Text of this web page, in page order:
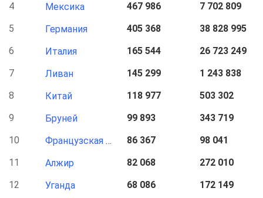
4
Мексика 467 986 7 702 809
5
Германия 405 368 38 828 995
6
Италия 165 544 26 723 249
7
Ливан 145 299 1 243 838
8
Китай 118 977 503 302
9
Бруней 99 893 343 719
10
Французская Гвиана 86 367 98 041
11
Алжир 82 068 272 010
12
Уганда 68 086 172 149